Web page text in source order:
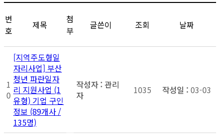
번
호
제목
첨
부
글쓴이 조회 날짜
1
0
[지역주도형일
자리사업] 부산
청년 파란일자
리 지원사업 (1
유형) 기업 구인
정보 (89개사 /
135명)
관리
자
1035 03-03